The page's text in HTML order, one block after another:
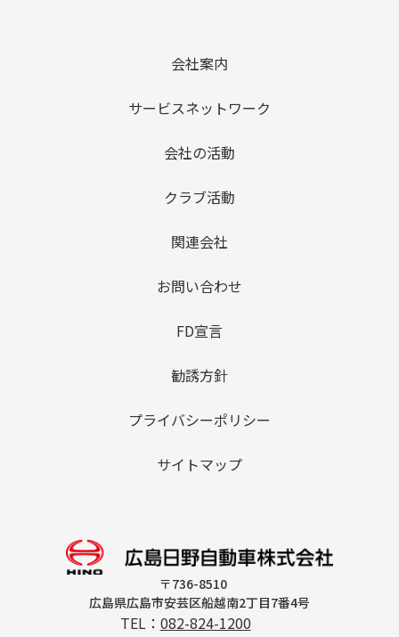
〒736-8510
広島県広島市安芸区船越南2丁目7番4号
TEL： 082-824-1200
会社案内
サービスネットワーク
会社の活動
クラブ活動
関連会社
お問い合わせ
FD宣言
勧誘方針
プライバシーポリシー
サイトマップ